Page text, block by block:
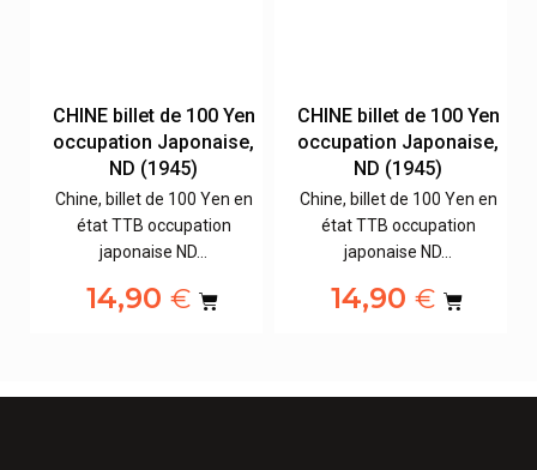
CHINE billet de 100 Yen
occupation Japonaise,
ND (1945)
Chine, billet de 100 Yen en
état TTB occupation
japonaise ND…
14,90 €
CHINE billet de 100 Yen
occupation Japonaise,
ND (1945)
Chine, billet de 100 Yen en
état TTB occupation
japonaise ND…
14,90 €